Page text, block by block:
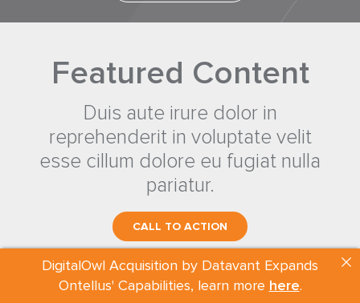
Featured Content
Duis aute irure dolor in
reprehenderit in voluptate velit
esse cillum dolore eu fugiat nulla
pariatur.
CALL TO ACTION
DigitalOwl Acquisition by Datavant Expands
Ontellus' Capabilities, learn more here.